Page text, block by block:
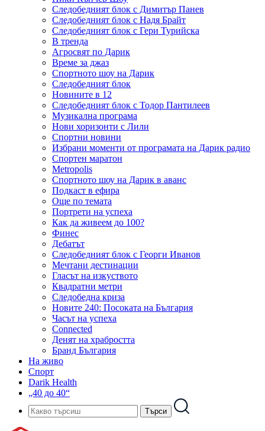
Следобедният блок с Димитър Панев
Следобедният блок с Надя Брайт
Следобедният блок с Гери Турийска
В тренда
Агросвят по Дарик
Време за джаз
Спортното шоу на Дарик
Следобедният блок
Новините в 12
Следобедният блок с Тодор Пантилеев
Музикална програма
Нови хоризонти с Лили
Спортни новини
Избрани моменти от програмата на Дарик радио
Спортен маратон
Metropolis
Спортното шоу на Дарик в аванс
Подкаст в ефира
Още по темата
Портрети на успеха
Как да живеем до 100?
Финес
Дебатът
Следобедният блок с Георги Иванов
Мечтани дестинации
Гласът на изкуството
Квадратни метри
Следобедна криза
Новите 240: Посоката на България
Часът на успеха
Connected
Денят на храбростта
Бранд България
На живо
Спорт
Darik Health
„40 до 40“